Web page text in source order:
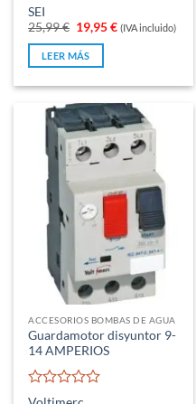
Valorado
con
0
de
5
SEI
25,99€ El
precio
original
era:
19,95€El
precio
(IVA incluido)
LEER MÁS
ACCESORIOS BOMBAS DE AGUA
Guardamotor disyuntor 9-
14 AMPERIOS
Valorado